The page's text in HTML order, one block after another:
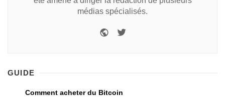
médias spécialisés.
GUIDE
Comment acheter du Bitcoin